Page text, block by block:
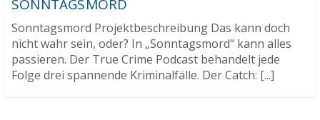
SONNTAGSMORD
Sonntagsmord Projektbeschreibung Das kann doch
nicht wahr sein, oder? In „Sonntagsmord“ kann alles
passieren. Der True Crime Podcast behandelt jede
Folge drei spannende Kriminalfälle. Der Catch: [...]